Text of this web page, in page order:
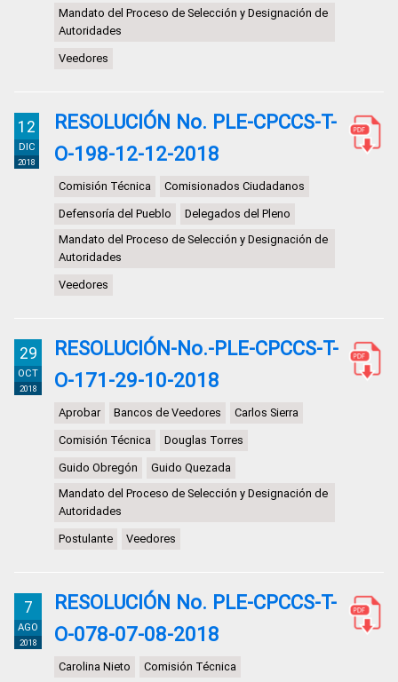
Mandato del Proceso de Selección y Designación de
Autoridades
Veedores
12
DIC
2018
RESOLUCIÓN No. PLE-CPCCS-T-
O-198-12-12-2018
Comisión Técnica Comisionados Ciudadanos
Defensoría del Pueblo
Delegados del Pleno
Mandato del Proceso de Selección y Designación de
Autoridades
Veedores
29
OCT
2018
RESOLUCIÓN-No.-PLE-CPCCS-T-
O-171-29-10-2018
Aprobar Bancos de Veedores Carlos Sierra
Comisión Técnica Douglas Torres
Guido Obregón
Guido Quezada
Mandato del Proceso de Selección y Designación de
Autoridades
Postulante Veedores
7
AGO
2018
RESOLUCIÓN No. PLE-CPCCS-T-
O-078-07-08-2018
Carolina Nieto Comisión Técnica